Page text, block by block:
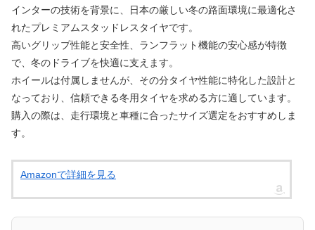
インターの技術を背景に、日本の厳しい冬の路面環境に最適化さ
れたプレミアムスタッドレスタイヤです。
高いグリップ性能と安全性、ランフラット機能の安心感が特徴
で、冬のドライブを快適に支えます。
ホイールは付属しませんが、その分タイヤ性能に特化した設計と
なっており、信頼できる冬用タイヤを求める方に適しています。
購入の際は、走行環境と車種に合ったサイズ選定をおすすめしま
す。
Amazonで詳細を見る